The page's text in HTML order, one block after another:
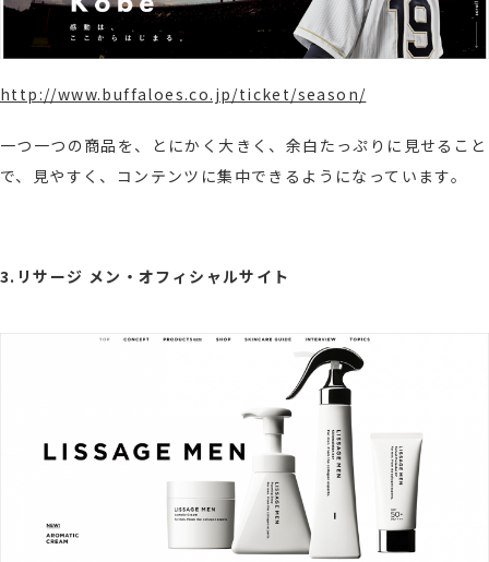
http://www.buffaloes.co.jp/ticket/season/
一つ一つの商品を、とにかく大きく、余白たっぷりに見せること
で、見やすく、コンテンツに集中できるようになっています。
3.リサージ メン・オフィシャルサイト